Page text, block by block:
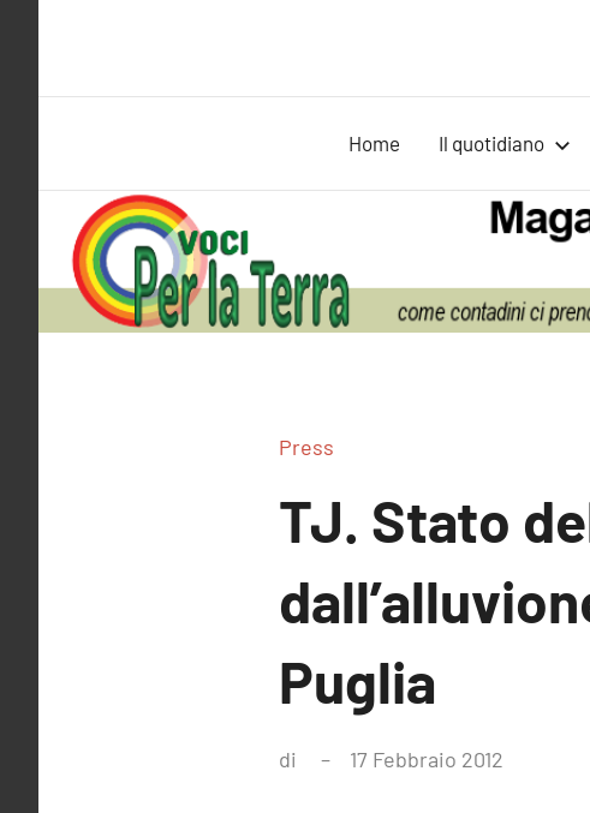
Home Il quotidiano
Press
TJ. Stato
Puglia
di 17 Febbraio 2012